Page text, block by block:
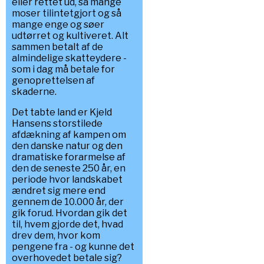
moser tilintetgjort og så
mange enge og søer
udtørret og kultiveret. Alt
sammen betalt af de
almindelige skatteydere -
som i dag må betale for
genoprettelsen af
skaderne.
Det tabte land er Kjeld
Hansens storstilede
afdækning af kampen om
den danske natur og den
dramatiske forarmelse af
den de seneste 250 år, en
periode hvor landskabet
ændret sig mere end
gennem de 10.000 år, der
gik forud. Hvordan gik det
til, hvem gjorde det, hvad
drev dem, hvor kom
pengene fra - og kunne det
overhovedet betale sig?